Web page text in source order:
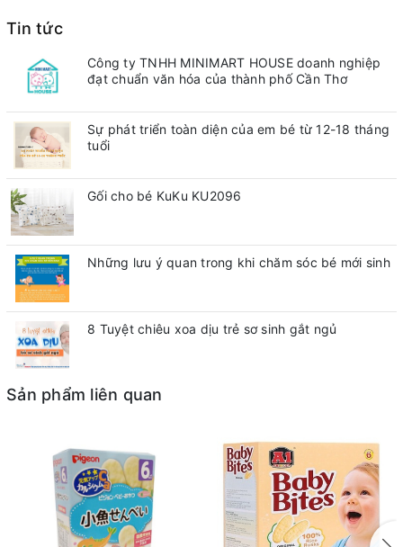
Tin tức
Công ty TNHH MINIMART HOUSE doanh nghiệp
đạt chuẩn văn hóa của thành phố Cần Thơ
Sự phát triển toàn diện của em bé từ 12-18 tháng
tuổi
Gối cho bé KuKu KU2096
Những lưu ý quan trong khi chăm sóc bé mới sinh
8 Tuyệt chiêu xoa dịu trẻ sơ sinh gắt ngủ
Sản phẩm liên quan